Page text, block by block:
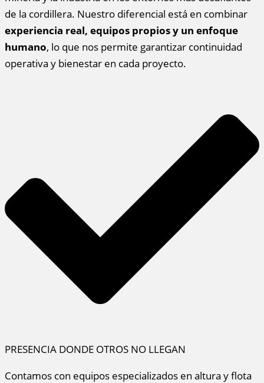
de la cordillera. Nuestro diferencial está en combinar
experiencia real, equipos propios y un enfoque
humano, lo que nos permite garantizar continuidad
operativa y bienestar en cada proyecto.
PRESENCIA DONDE OTROS NO LLEGAN
Contamos con equipos especializados en altura y flota